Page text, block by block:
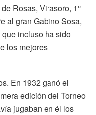
Rosas, Virasoro, 1°
al gran Gabino Sosa,
incluso ha sido
los mejores
En 1932 ganó el
edición del Torneo
jugaban en él los